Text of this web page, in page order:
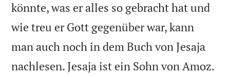
könnte, was er alles so gebracht hat und
wie treu er Gott gegenüber war, kann
man auch noch in dem Buch von Jesaja
nachlesen. Jesaja ist ein Sohn von Amoz.